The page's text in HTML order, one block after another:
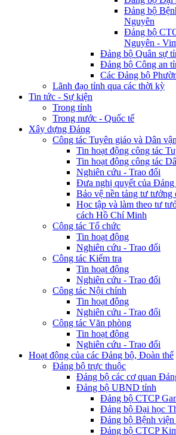
Đảng bộ
Nguyên
Đảng bộ
Nguyên -
Đảng bộ Quân sự
Đảng bộ Công an
Các Đảng bộ
Lãnh đạo tỉnh qua các thời kỳ
Tin tức - Sự kiện
Trong tỉnh
Trong nước - Quốc tế
Xây dựng Đảng
Công tác Tuyên giáo và Dân vận
Tin hoạt động công tác
Tin hoạt động công tác
Nghiên cứu - Trao đổi
Đưa nghị quyết của Đảng
Bảo vệ nền tảng tư tưởng
Học tập và làm theo tư
cách Hồ Chí Minh
Công tác Tổ chức
Tin hoạt động
Nghiên cứu - Trao đổi
Công tác Kiểm tra
Tin hoạt động
Nghiên cứu - Trao đổi
Công tác Nội chính
Tin hoạt động
Nghiên cứu - Trao đổi
Công tác Văn phòng
Tin hoạt động
Nghiên cứu - Trao đổi
Hoạt động của các Đảng bộ, Đoàn thể
Đảng bộ trực thuộc
Đảng bộ các cơ quan
Đảng bộ UBND tỉnh
Đảng bộ CTCP
Đảng bộ Đại học
Đảng bộ Bệnh
Đảng bộ CTCP